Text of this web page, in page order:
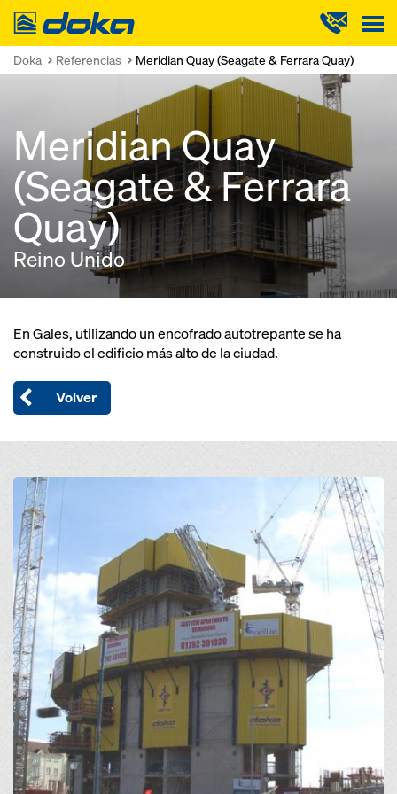
Doka
Doka Referencias Meridian Quay (Seagate & Ferrara Quay)
Meridian Quay
(Seagate & Ferrara
Quay)
Reino Unido
En Gales, utilizando un encofrado autotrepante se ha
construido el edificio más alto de la ciudad.
Volver
Open